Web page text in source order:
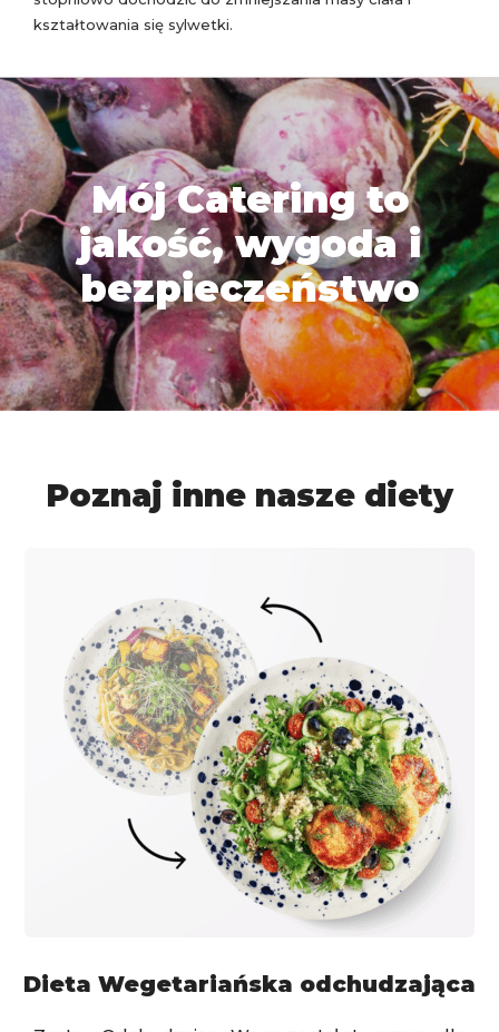
kształtowania się sylwetki.
Mój Catering to
jakość, wygoda i
bezpieczeństwo
Poznaj inne nasze diety
Dieta Wegetariańska odchudzająca